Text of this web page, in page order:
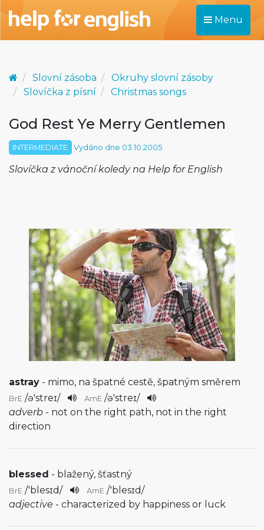
Menu
Slovní zásoba
Okruhy slovní zásoby
Slovíčka z písní
Christmas songs
God Rest Ye Merry Gentlemen
INTERMEDIATE Vydáno dne 03.10.2005
Slovíčka z vánoční koledy na Help for English
astray - mimo, na špatné cestě, špatným směrem
BrE /ə'streɪ/ AmE /ə'streɪ/
adverb - not on the right path, not in the right
direction
blessed - blažený, šťastný
BrE /'blesɪd/ AmE /'blesɪd/
adjective - characterized by happiness or luck